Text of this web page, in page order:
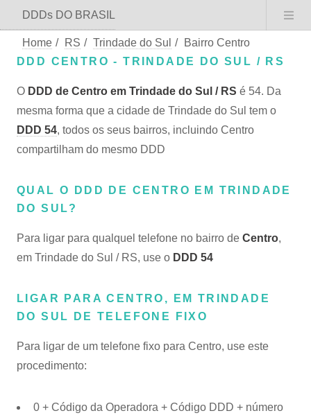
DDDs DO BRASIL
Home / RS / Trindade do Sul /
Bairro Centro
DDD CENTRO - TRINDADE DO SUL / RS
O DDD de Centro em Trindade do Sul / RS é 54. Da
mesma forma que a cidade de Trindade do Sul tem o
DDD 54, todos os seus bairros, incluindo Centro
compartilham do mesmo DDD
QUAL O DDD DE CENTRO EM TRINDADE
DO SUL?
Para ligar para qualquel telefone no bairro de Centro,
em Trindade do Sul / RS, use o DDD 54
LIGAR PARA CENTRO, EM TRINDADE
DO SUL DE TELEFONE FIXO
Para ligar de um telefone fixo para Centro, use este
procedimento:
0 + Código da Operadora + Código DDD + número